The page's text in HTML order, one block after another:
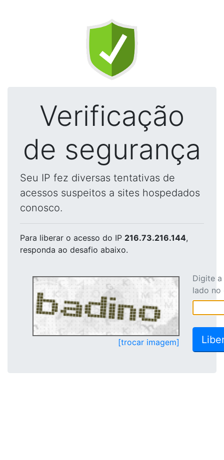
Verificação
de segurança
Seu IP fez diversas tentativas de
acessos suspeitos a sites hospedados
conosco.
Para liberar o acesso do IP 216.73.216.144,
responda ao desafio abaixo.
[trocar imagem]
Digite
lado no